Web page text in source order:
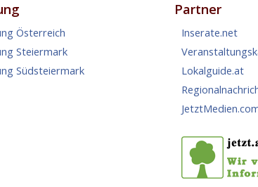
Österreich
Steiermark
Südsteiermark
Partner
Inserate.net
Lokalguide.at